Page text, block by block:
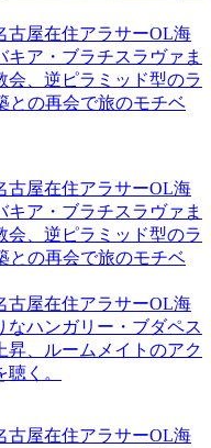
古屋在住アラサーOL海
ア・ブラチスラヴァま
会、逆ピラミッド型のラ
との再会で旅のモチベ
古屋在住アラサーOL海
ア・ブラチスラヴァま
会、逆ピラミッド型のラ
との再会で旅のモチベ
古屋在住アラサーOL海
なハンガリー・ブダペス
昇、ルームメイトのアク
く。
古屋在住アラサーOL海